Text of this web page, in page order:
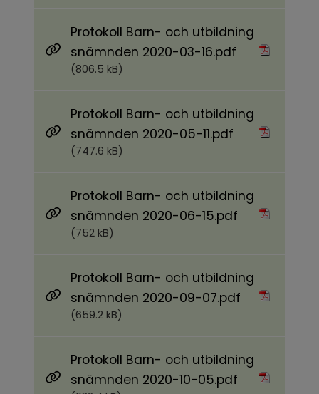
Protokoll Barn- och utbildning
snämnden 2020-03-16.pdf Pdf, 806.5 kB.
(806.5 kB)
Protokoll Barn- och utbildning
snämnden 2020-05-11.pdf Pdf, 747.6 kB.
(747.6 kB)
Protokoll Barn- och utbildning
snämnden 2020-06-15.pdf Pdf, 752 kB.
(752 kB)
Protokoll Barn- och utbildning
snämnden 2020-09-07.pdf Pdf, 659.2 kB.
(659.2 kB)
Protokoll Barn- och utbildning
snämnden 2020-10-05.pdf Pdf, 632.4 kB.